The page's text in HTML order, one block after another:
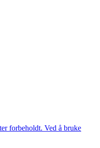
forbeholdt. Ved å bruke